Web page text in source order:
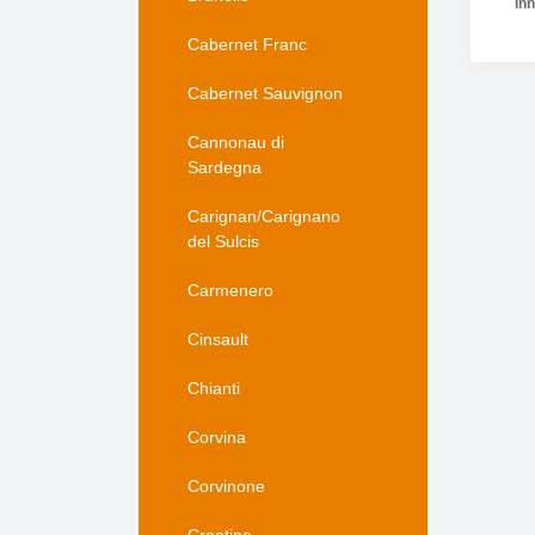
Cabernet Franc
Cabernet Sauvignon
Cannonau di
Sardegna
Carignan/Carignano
del Sulcis
Carmenero
Cinsault
Chianti
Corvina
Corvinone